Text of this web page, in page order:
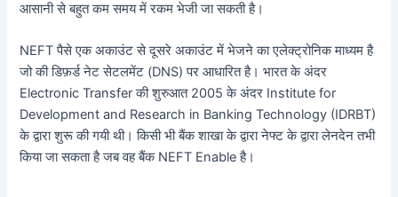
आसानी से बहुत कम समय में रकम भेजी जा सकती है।
NEFT पैसे एक अकाउंट से दूसरे अकाउंट में भेजने का एलेक्ट्रोनिक माध्यम है
जो की डिफ़र्ड नेट सेटलमेंट (DNS) पर आधारित है। भारत के अंदर
Electronic Transfer की शुरुआत 2005 के अंदर Institute for
Development and Research in Banking Technology (IDRBT)
के द्वारा शुरू की गयी थी। किसी भी बैंक शाखा के द्वारा नेफ्ट के द्वारा लेनदेन तभी
किया जा सकता है जब वह बैंक NEFT Enable है।